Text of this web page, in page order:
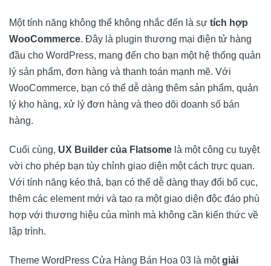
Một tính năng không thể không nhắc đến là sự tích hợp
WooCommerce. Đây là plugin thương mại điện tử hàng
đầu cho WordPress, mang đến cho bạn một hệ thống quản
lý sản phẩm, đơn hàng và thanh toán mạnh mẽ. Với
WooCommerce, bạn có thể dễ dàng thêm sản phẩm, quản
lý kho hàng, xử lý đơn hàng và theo dõi doanh số bán
hàng.
Cuối cùng, UX Builder của Flatsome là một công cụ tuyệt
vời cho phép bạn tùy chỉnh giao diện một cách trực quan.
Với tính năng kéo thả, bạn có thể dễ dàng thay đổi bố cục,
thêm các element mới và tạo ra một giao diện độc đáo phù
hợp với thương hiệu của mình mà không cần kiến thức về
lập trình.
Theme WordPress Cửa Hàng Bán Hoa 03 là mộtgiải